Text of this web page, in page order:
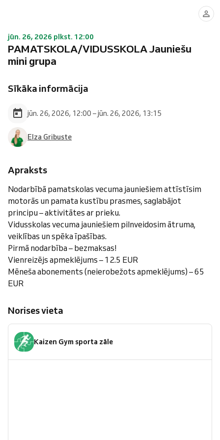
jūn. 26, 2026 plkst. 12:00
PAMATSKOLA/VIDUSSKOLA Jauniešu
mini grupa
Sīkāka informācija
jūn. 26, 2026, 12:00 – jūn. 26, 2026, 13:15
Elza Gribuste
Apraksts
Nodarbībā pamatskolas vecuma jauniešiem attīstīsim
motorās un pamata kustību prasmes, saglabājot
principu – aktivitātes ar prieku.
Vidusskolas vecuma jauniešiem pilnveidosim ātruma,
veiklības un spēka īpašības.
Pirmā nodarbība – bezmaksas!
Vienreizējs apmeklējums – 12.5 EUR
Mēneša abonements (neierobežots apmeklējums) – 65
EUR
Norises vieta
Kaizen Gym sporta zāle